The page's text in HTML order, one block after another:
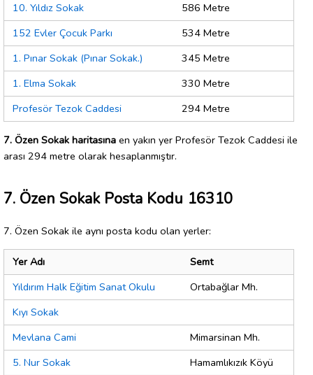
10. Yıldız Sokak
586 Metre
152 Evler Çocuk Parkı
534 Metre
1. Pınar Sokak (Pınar Sokak.)
345 Metre
1. Elma Sokak
330 Metre
Profesör Tezok Caddesi
294 Metre
7. Özen Sokak haritasına en yakın yer Profesör Tezok Caddesi ile
arası 294 metre olarak hesaplanmıştır.
7. Özen Sokak Posta Kodu 16310
7. Özen Sokak ile aynı posta kodu olan yerler:
Yer Adı
Semt
Yıldırım Halk Eğitim Sanat Okulu
Ortabağlar Mh.
Kıyı Sokak
Mevlana Cami
Mimarsinan Mh.
5. Nur Sokak
Hamamlıkızık Köyü